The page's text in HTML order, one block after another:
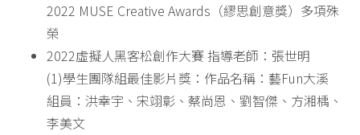
2022 MUSE Creative Awards（繆思創意獎）多項殊
榮
2022虛擬人黑客松創作大賽 指導老師：張世明
(1)學生團隊組最佳影片獎：作品名稱：藝Fun大溪
組員：洪幸宇、宋翊彰、蔡尚恩、劉智傑、方湘楀、
李美文